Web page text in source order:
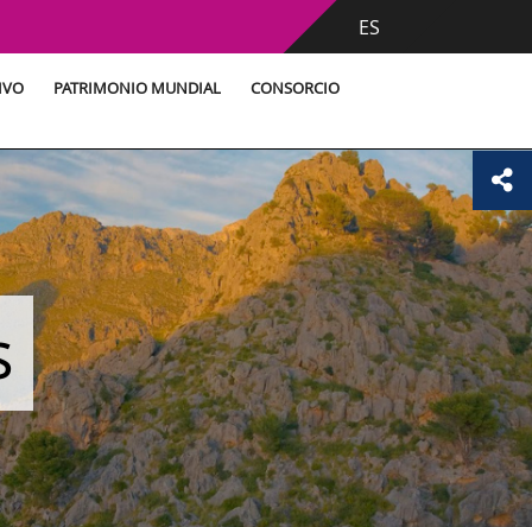
ES
PATRIMONIO MUNDIAL CONSORCIO